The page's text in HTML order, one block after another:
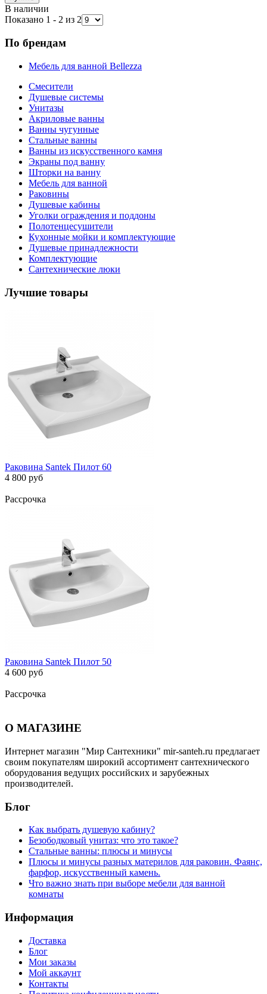
В наличии
Показано 1 - 2 из 2
По брендам
Мебель для ванной Bellezza
Смесители
Душевые системы
Унитазы
Акриловые ванны
Ванны чугунные
Стальные ванны
Ванны из искусственного камня
Экраны под ванну
Шторки на ванну
Мебель для ванной
Раковины
Душевые кабины
Уголки ограждения и поддоны
Полотенцесушители
Кухонные мойки и комплектующие
Душевые принадлежности
Комплектующие
Сантехнические люки
Лучшие товары
Раковина Santek Пилот 60
4 800 руб
Рассрочка
Раковина Santek Пилот 50
4 600 руб
Рассрочка
О МАГАЗИНЕ
Интернет магазин "Мир Сантехники" mir-santeh.ru предлагает
своим покупателям широкий ассортимент сантехнического
оборудования ведущих российских и зарубежных
производителей.
Блог
Как выбрать душевую кабину?
Безободковый унитаз: что это такое?
Стальные ванны: плюсы и минусы
Плюсы и минусы разных материлов для раковин. Фаянс,
фарфор, искусственный камень.
Что важно знать при выборе мебели для ванной
комнаты
Информация
Доставка
Блог
Мои заказы
Мой аккаунт
Контакты